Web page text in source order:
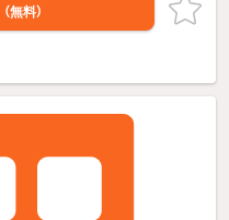
（無料）